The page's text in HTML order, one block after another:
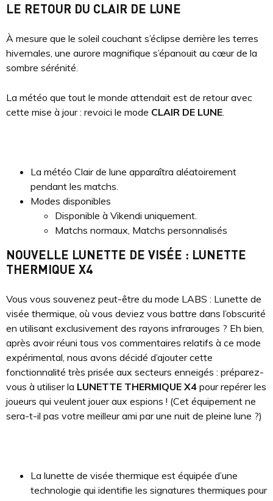
LE RETOUR DU CLAIR DE LUNE
À mesure que le soleil couchant s’éclipse derrière les terres
hivernales, une aurore magnifique s’épanouit au cœur de la
sombre sérénité.
La météo que tout le monde attendait est de retour avec
cette mise à jour : revoici le mode CLAIR DE LUNE.
La météo Clair de lune apparaîtra aléatoirement
pendant les matchs.
Modes disponibles
Disponible à Vikendi uniquement.
Matchs normaux, Matchs personnalisés
NOUVELLE LUNETTE DE VISÉE : LUNETTE
THERMIQUE X4
Vous vous souvenez peut-être du mode LABS : Lunette de
visée thermique, où vous deviez vous battre dans l’obscurité
en utilisant exclusivement des rayons infrarouges ? Eh bien,
après avoir réuni tous vos commentaires relatifs à ce mode
expérimental, nous avons décidé d’ajouter cette
fonctionnalité très prisée aux secteurs enneigés : préparez-
vous à utiliser la LUNETTE THERMIQUE X4 pour repérer les
joueurs qui veulent jouer aux espions ! (Cet équipement ne
sera-t-il pas votre meilleur ami par une nuit de pleine lune ?)
La lunette de visée thermique est équipée d’une
technologie qui identifie les signatures thermiques pour